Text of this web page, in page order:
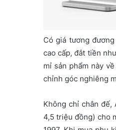
Có giá tương
cao cấp, đắt tiền
mỉ sản phẩm này
chỉnh góc nghiêng
Không chỉ chân đế,
4,5 triệu đồng) cho